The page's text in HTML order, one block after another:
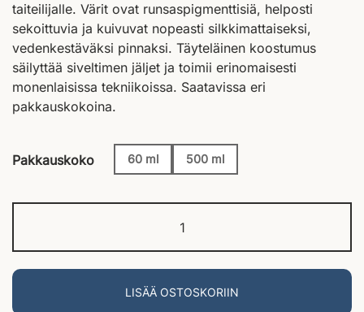
taiteilijalle. Värit ovat runsaspigmenttisiä, helposti
sekoittuvia ja kuivuvat nopeasti silkkimattaiseksi,
vedenkestäväksi pinnaksi. Täyteläinen koostumus
säilyttää siveltimen jäljet ja toimii erinomaisesti
monenlaisissa tekniikoissa. Saatavissa eri
pakkauskokoina.
Pakkauskoko 60 ml 500 ml
LISÄÄ OSTOSKORIIN